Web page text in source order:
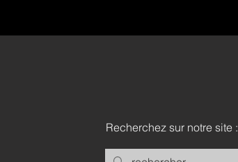
Recherchez sur notre site :